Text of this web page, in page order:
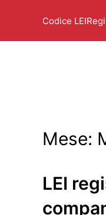
Codice LEI
Mese:
LEI